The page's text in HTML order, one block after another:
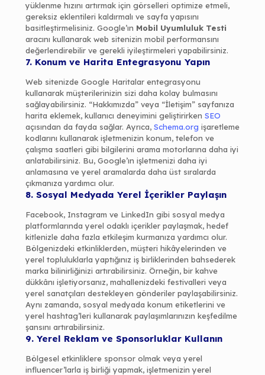
yüklenme hızını artırmak için görselleri optimize etmeli,
gereksiz eklentileri kaldırmalı ve sayfa yapısını
basitleştirmelisiniz. Google’ın Mobil Uyumluluk Testi
aracını kullanarak web sitenizin mobil performansını
değerlendirebilir ve gerekli iyileştirmeleri yapabilirsiniz.
7. Konum ve Harita Entegrasyonu Yapın
Web sitenizde Google Haritalar entegrasyonu
kullanarak müşterilerinizin sizi daha kolay bulmasını
sağlayabilirsiniz. “Hakkımızda” veya “İletişim” sayfanıza
harita eklemek, kullanıcı deneyimini geliştirirken SEO
açısından da fayda sağlar. Ayrıca, Schema.org işaretleme
kodlarını kullanarak işletmenizin konum, telefon ve
çalışma saatleri gibi bilgilerini arama motorlarına daha iyi
anlatabilirsiniz. Bu, Google’ın işletmenizi daha iyi
anlamasına ve yerel aramalarda daha üst sıralarda
çıkmanıza yardımcı olur.
8. Sosyal Medyada Yerel İçerikler Paylaşın
Facebook, Instagram ve LinkedIn gibi sosyal medya
platformlarında yerel odaklı içerikler paylaşmak, hedef
kitlenizle daha fazla etkileşim kurmanıza yardımcı olur.
Bölgenizdeki etkinliklerden, müşteri hikâyelerinden ve
yerel topluluklarla yaptığınız iş birliklerinden bahsederek
marka bilinirliğinizi artırabilirsiniz. Örneğin, bir kahve
dükkânı işletiyorsanız, mahallenizdeki festivalleri veya
yerel sanatçıları destekleyen gönderiler paylaşabilirsiniz.
Aynı zamanda, sosyal medyada konum etiketlerini ve
yerel hashtag’leri kullanarak paylaşımlarınızın keşfedilme
şansını artırabilirsiniz.
9. Yerel Reklam ve Sponsorluklar Kullanın
Bölgesel etkinliklere sponsor olmak veya yerel
influencer’larla iş birliği yapmak, işletmenizin yerel